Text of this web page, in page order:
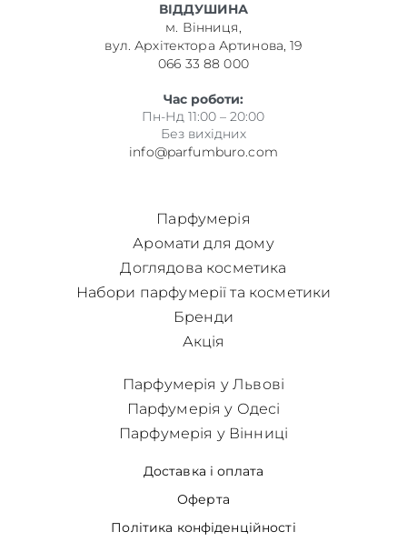
ВІДДУШИНА
м. Вінниця,
вул. Архітектора Артинова, 19
066 33 88 000
Час роботи:
Пн-Нд 11:00 – 20:00
Без вихідних
info@parfumburo.com
Парфумерія
Аромати для дому
Доглядова косметика
Набори парфумерії та косметики
Бренди
Акція
Доставка і оплата
Оферта
Політика конфіденційності
Парфумерія у Львові
Парфумерія у Одесі
Парфумерія у Вінниці